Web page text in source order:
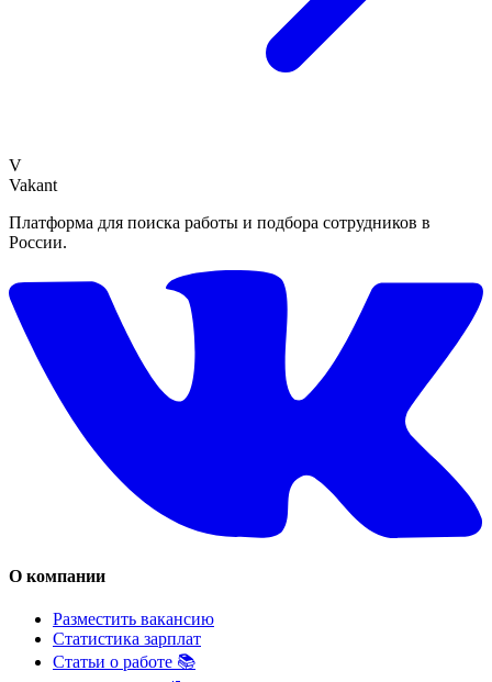
V
Vakant
Платформа для поиска работы и подбора сотрудников в
России.
О компании
Разместить вакансию
Статистика зарплат
Статьи о работе 📚